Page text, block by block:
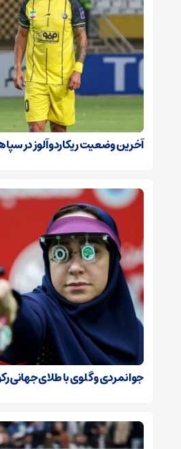
آخرین وضعیت ریکاردو آلوز در
جوانمردی و گلوی با طلای جهانی